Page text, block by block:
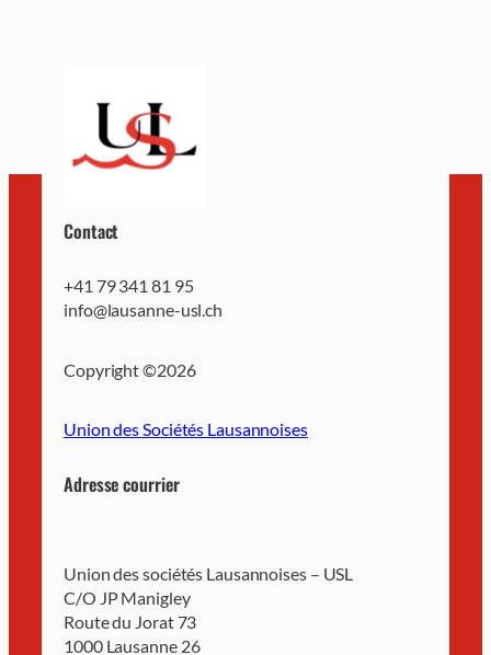
Contact
+41 79 341 81 95
info@lausanne-usl.ch
Copyright ©2026
Union des Sociétés Lausannoises
Adresse courrier
Union des sociétés Lausannoises – USL
C/O JP Manigley
Route du Jorat 73
1000 Lausanne 26